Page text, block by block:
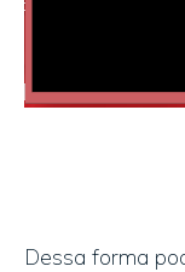
Dessa forma